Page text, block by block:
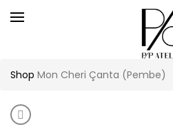
Shop Mon Cheri Çanta (Pembe)
Product
Mon Cheri Çanta (Yeşil)